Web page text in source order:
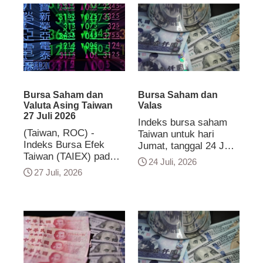
tanggapan, Menteri
Keuangan Chuang
Tsui-yun (莊翠雲)
menyatakan, bahwa
ekonomi riil Taiwan
memiliki performa
fundamental yang solid
membantu untuk
menstabilisasi pasar
saham. Dana
Stabilitas Keuangan
Nasional juga
memonitor dinamika
saham Korea Selatan
telah memicu
revaluasi global saham
teknologi. Pasar
saham global telah
transaksi sekitar 1
triliun 835 miliar dolar
Taiwan. US$ 1 = Rp
18.080 US$ 1 = NT$
32,39 NT$ 1 = Rp.558
transaksi sekitar
NT$811 milyar. US$
1 = Rp 18.023 US$ 1
= NT$ 32,31 NT$ 1 =
Rp.557,27
Bursa Saham dan
Valuta Asing Taiwan
27 Juli 2026
(Taiwan, ROC) -
Indeks Bursa Efek
Taiwan (TAIEX) pada
hari Senin, 27 Juli,
tutun 20,65 poin dan
Volume perdagangan
bursa mencatat
NT$717,68 miliar.
Dalam pasar valuta
27 Juli, 2026
Bursa Saham dan
Valas
Indeks bursa saham
Taiwan untuk hari
Jumat, tanggal 24 Juli
2026, berada di posisi
43.736,51 poin turun
Taiwan. US$ 1 = Rp.
17.964 US$ 1 = NT$
32.36 NT$ 1 = Rp.
555.14
24 Juli, 2026